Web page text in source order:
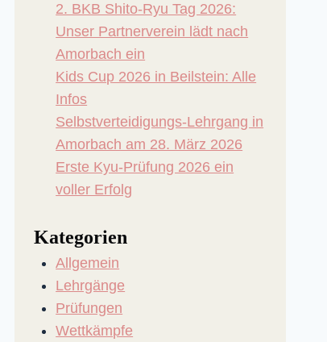
2. BKB Shito-Ryu Tag 2026:
Unser Partnerverein lädt nach
Amorbach ein
Kids Cup 2026 in Beilstein: Alle
Infos
Selbstverteidigungs-Lehrgang in
Amorbach am 28. März 2026
Erste Kyu-Prüfung 2026 ein
voller Erfolg
Kategorien
Allgemein
Lehrgänge
Prüfungen
Wettkämpfe